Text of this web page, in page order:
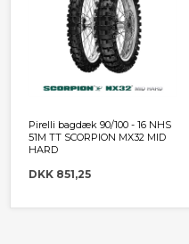
Pirelli bagdæk 90/100 - 16 NHS
51M TT SCORPION MX32 MID
HARD
DKK 851,25